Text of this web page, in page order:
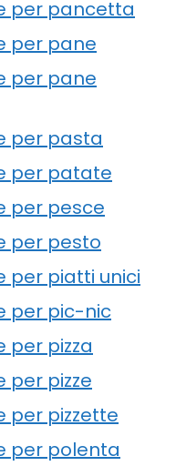
per pancetta
per pane
per pane
per pasta
per patate
per pesce
per pesto
per piatti unici
per pic-nic
per pizza
per pizze
per pizzette
per polenta